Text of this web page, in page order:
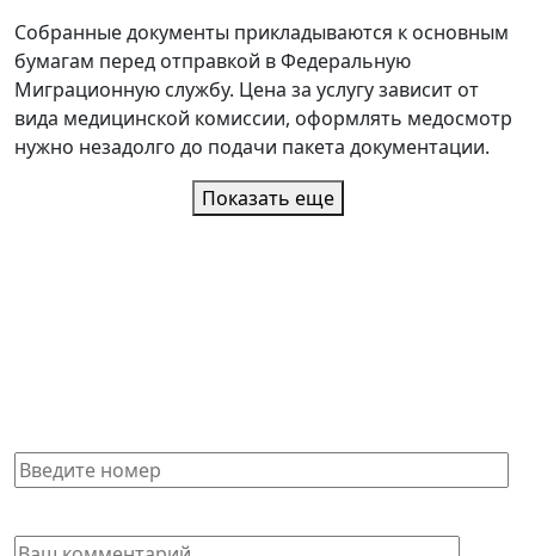
Собранные документы прикладываются к основным
бумагам перед отправкой в Федеральную
Миграционную службу. Цена за услугу зависит от
вида медицинской комиссии, оформлять медосмотр
нужно незадолго до подачи пакета документации.
Показать еще